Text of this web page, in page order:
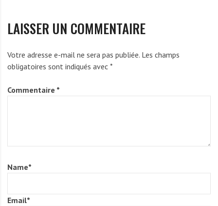
LAISSER UN COMMENTAIRE
Votre adresse e-mail ne sera pas publiée. Les champs
obligatoires sont indiqués avec *
Commentaire *
Name*
Email*